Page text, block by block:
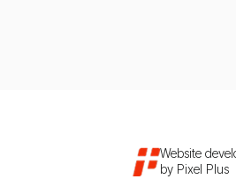
Website
by Pixel Plus